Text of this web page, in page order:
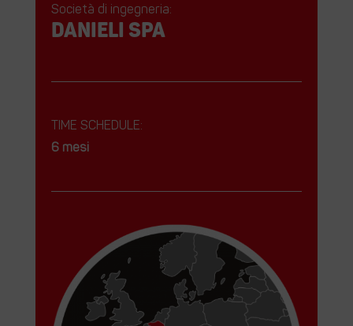
Società di ingegneria:
DANIELI Spa
TIME SCHEDULE:
6 mesi